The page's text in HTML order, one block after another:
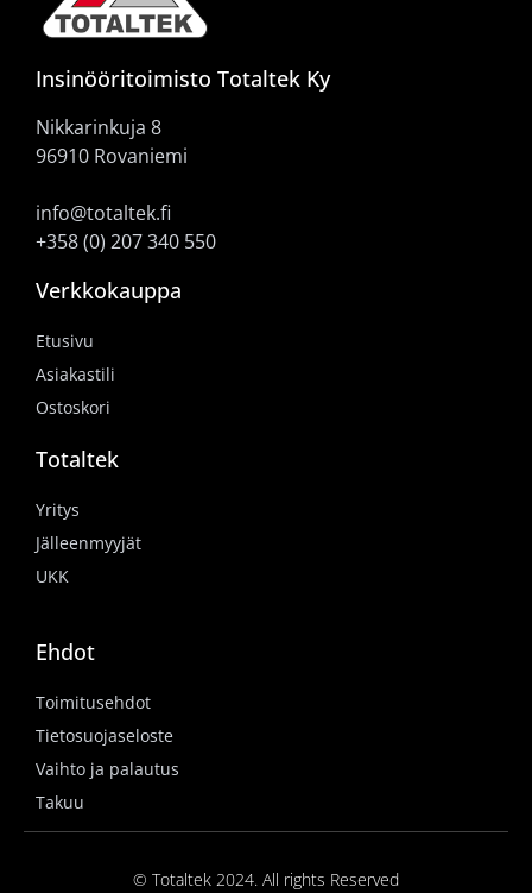
Insinööritoimisto Totaltek Ky
Nikkarinkuja 8
96910 Rovaniemi
info@totaltek.fi
+358 (0) 207 340 550
Verkkokauppa
Etusivu
Asiakastili
Ostoskori
Totaltek
Yritys
Jälleenmyyjät
UKK
Ehdot
Toimitusehdot
Tietosuojaseloste
Vaihto ja palautus
Takuu
© Totaltek 2024. All rights Reserved